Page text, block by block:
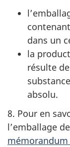
dans un
la
résulte
absolu.
8. Pour en
l’emballage
mémorandum